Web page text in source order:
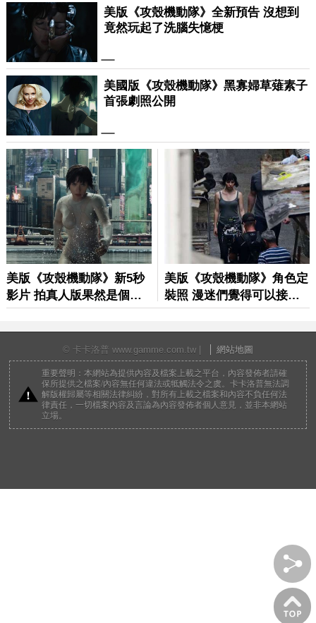
© 卡卡洛普 www.gamme.com.tw | 網站地圖
重要聲明：本網站為提供內容及檔案上載之平台，內容發佈者請確
保所提供之檔案/內容無任何違法或牴觸法令之虞。卡卡洛普無法調
解版權歸屬等相關法律糾紛，對所有上載之檔案和內容不負任何法
律責任，一切檔案內容及言論為內容發佈者個人意見，並非本網站
立場。